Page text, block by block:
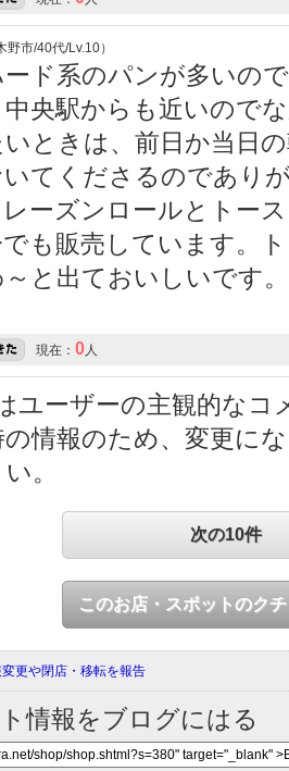
市/40代/Lv.10）
ド系のパンが多いの
央駅からも近いので
ときは、前日か当日
いてくださるのであ
ーズンロールとトー
も販売しています。
と出ておいしいです
現在： 0人
ユーザーの主観的なコ
情報のため、変更に
。
次の10件
このお店・スポットのク
更や閉店・移転を報告
情報をブログにはる